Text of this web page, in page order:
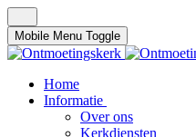
Mobile Menu Toggle
Home
Informatie
Over ons
Kerkdiensten